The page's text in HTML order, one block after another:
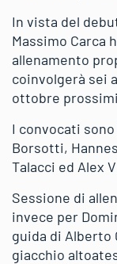
In vista del
Massimo Carca
allenamento
coinvolgerà sei
ottobre
I convocati
Borsotti,
Talacci ed Alex
Sessione di
invece per
guida di Alberto
giacchio